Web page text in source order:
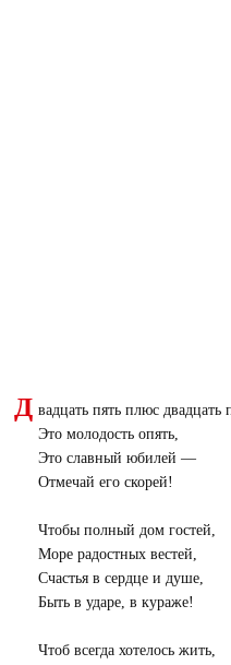
Д вадцать пять плюс двадцать
Это молодость опять,
Это славный юбилей —
Отмечай его скорей!
Чтобы полный дом гостей,
Море радостных вестей,
Счастья в сердце и душе,
Быть в ударе, в кураже!
Чтоб всегда хотелось жить,